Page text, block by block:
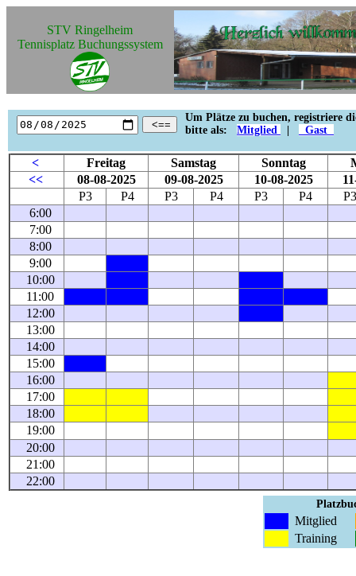
STV Ringelheim
Tennisplatz Buchungssystem
<==
Um Plätze zu buchen, registriere
bitte als: Mitglied Gast
< Freitag Samstag Sonntag
<<
08-08-2025 09-08-2025 10-08-2025
P3
P4 P3 P4 P3 P4
P3
6:00
7:00
8:00
9:00
10:00
11:00
12:00
13:00
14:00
15:00
16:00
17:00
18:00
19:00
20:00
21:00
22:00
Mitglied
Training